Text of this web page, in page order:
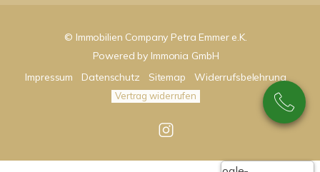
© Immobilien Company Petra Emmer e.K.
Powered by Immonia GmbH
Impressum
Datenschutz Sitemap Widerrufsbelehrung
Vertrag widerrufen